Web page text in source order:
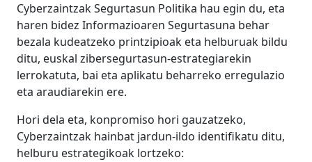
Cyberzaintzak Segurtasun Politika hau egin du, eta
haren bidez Informazioaren Segurtasuna behar
bezala kudeatzeko printzipioak eta helburuak bildu
ditu, euskal zibersegurtasun-estrategiarekin
lerrokatuta, bai eta aplikatu beharreko erregulazio
eta araudiarekin ere.
Hori dela eta, konpromiso hori gauzatzeko,
Cyberzaintzak hainbat jardun-ildo identifikatu ditu,
helburu estrategikoak lortzeko: